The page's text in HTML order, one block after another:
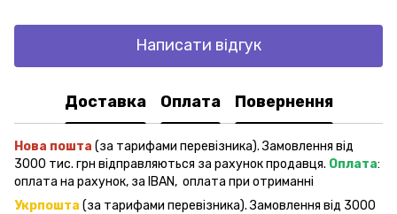
Написати відгук
Доставка Оплата Повернення
Нова пошта (за тарифами перевізника). Замовлення від
3000 тис. грн відправляються за рахунок продавця. Оплата:
оплата на рахунок, за IBAN, оплата при отриманні
Укрпошта (за тарифами перевізника). Замовлення від 3000